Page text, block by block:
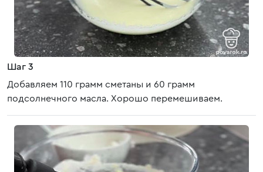
Шаг 3
Добавляем 110 грамм сметаны и 60 грамм
подсолнечного масла. Хорошо перемешиваем.